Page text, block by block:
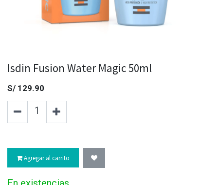
Isdin Fusion Water Magic 50ml
S/ 129.90
Agregar al carrito